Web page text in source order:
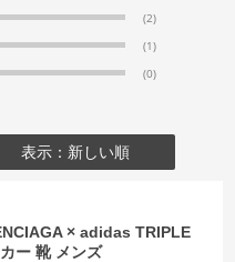
(2)
(1)
(0)
表示：新しい順
× adidas TRIPLE
ー 靴 メンズ